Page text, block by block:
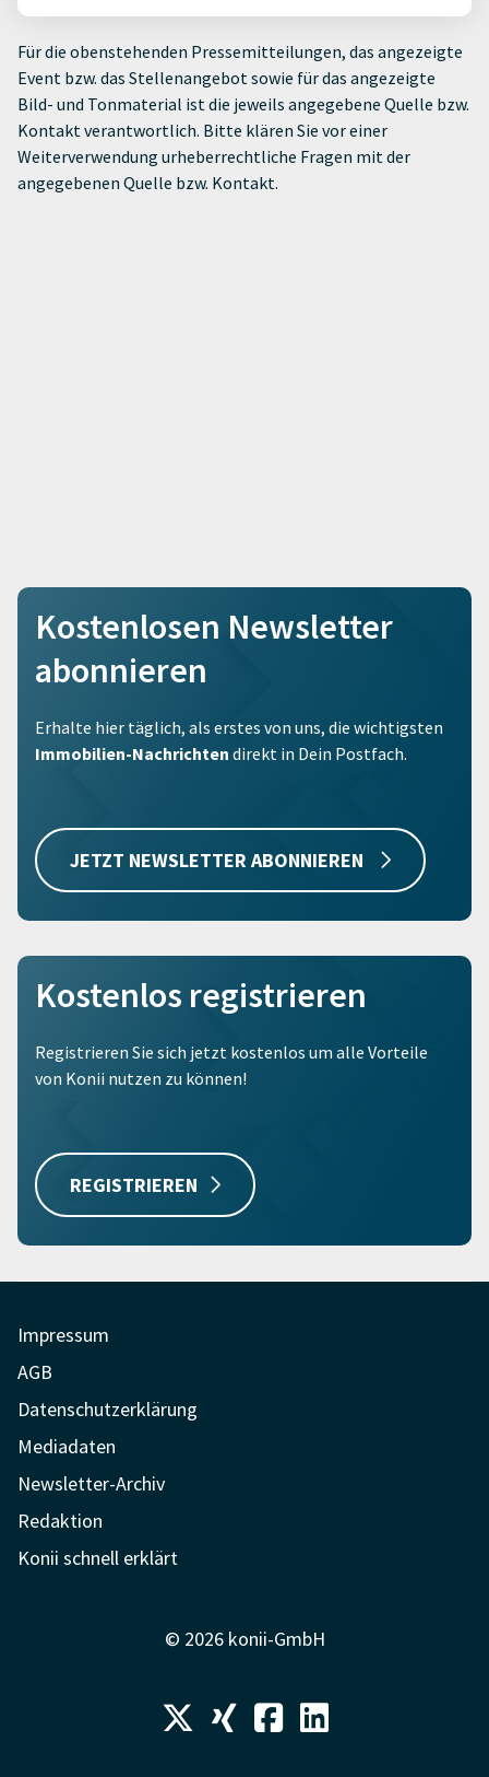
Für die obenstehenden Pressemitteilungen, das angezeigte
Event bzw. das Stellenangebot sowie für das angezeigte
Bild- und Tonmaterial ist die jeweils angegebene Quelle bzw.
Kontakt verantwortlich. Bitte klären Sie vor einer
Weiterverwendung urheberrechtliche Fragen mit der
angegebenen Quelle bzw. Kontakt.
Kostenlosen Newsletter
abonnieren
Erhalte hier täglich, als erstes von uns, die wichtigsten
Immobilien-Nachrichten direkt in Dein Postfach.
JETZT NEWSLETTER ABONNIEREN
Kostenlos registrieren
Registrieren Sie sich jetzt kostenlos um alle Vorteile
von Konii nutzen zu können!
REGISTRIEREN
Impressum
AGB
Datenschutzerklärung
Mediadaten
Newsletter-Archiv
Redaktion
Konii schnell erklärt
© 2026 konii-GmbH